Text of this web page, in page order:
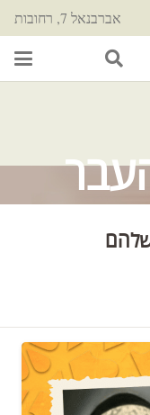
אברבנאל 7, רחובות